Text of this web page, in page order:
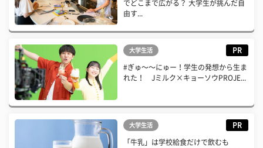
でどこまで広がる？ 大学生が挑んだ自
由す...
大学生活 PR
#ぎゅ〜〜にゅー！学生の発想から生ま
れた！ Jミルク×キョーソウPROJE...
大学生活 PR
「牛乳」は学校給食だけで飲むも